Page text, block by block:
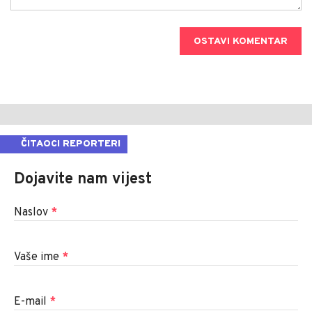
OSTAVI KOMENTAR
ČITAOCI REPORTERI
Dojavite nam vijest
Naslov *
Vaše ime *
E-mail *